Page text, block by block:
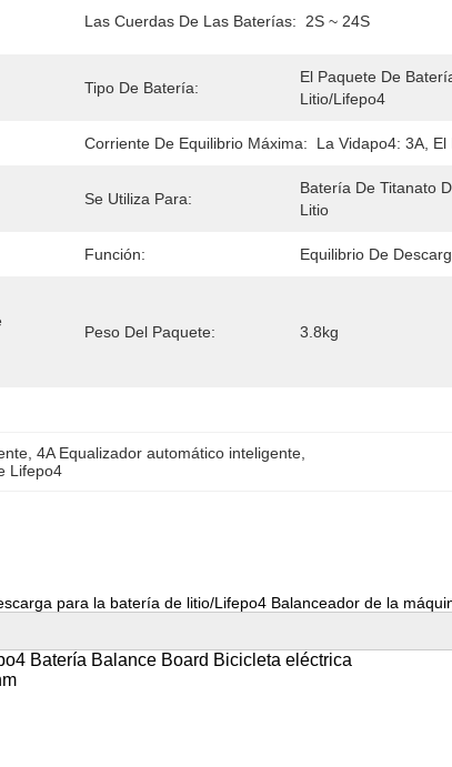
Las Cuerdas De Las Baterías: 2S ~ 24S
Tipo De Batería:
El Paquete De
Litio/Lifepo4
Corriente De Equilibrio Máxima: La Vidapo4: 3A, El
Se Utiliza Para:
Batería De Titanato
Litio
Función: Equilibrio De
Peso Del Paquete: 3.8kg
, 4A Equalizador automático inteligente
Lifepo4
para la batería de litio/Lifepo4 Balanceador de la
Batería Balance Board Bicicleta eléctrica